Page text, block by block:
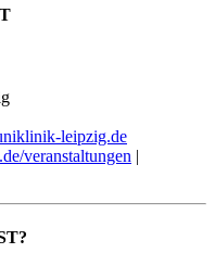
leipzig.de
veranstaltungen |